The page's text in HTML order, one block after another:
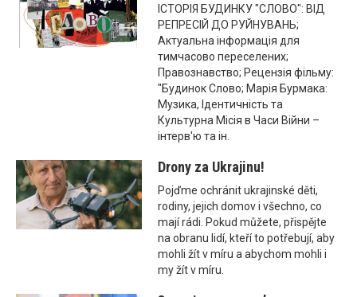
ІСТОРІЯ БУДИНКУ "СЛОВО": ВІД
РЕПРЕСІЙ ДО РУЙНУВАНЬ;
Актуальна інформація для
тимчасово переселених;
Правознавство; Рецензія фільму:
"Будинок Слово; Марія Бурмака:
Музика, Ідентичність та
Культурна Місія в Часи Війни –
інтерв'ю та ін.
Drony za Ukrajinu!
Pojďme ochránit ukrajinské děti,
rodiny, jejich domov i všechno, co
mají rádi. Pokud můžete, přispějte
na obranu lidí, kteří to potřebují, aby
mohli žít v míru a abychom mohli i
my žít v míru.